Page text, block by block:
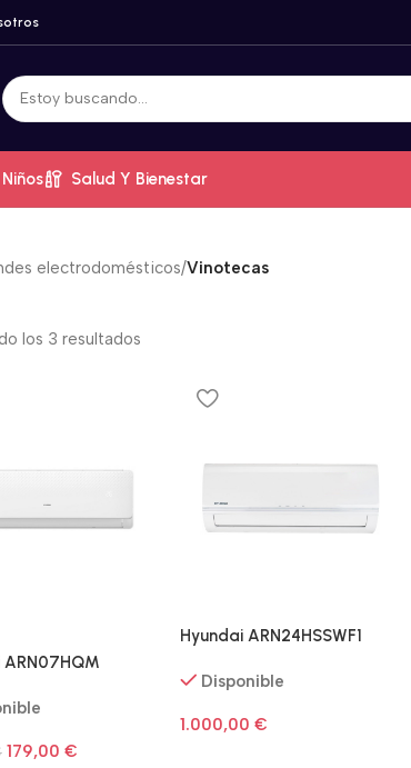
Salud Y Bienestar
electrodomésticos/Vinotecas
los 3 resultados
ARN07HQM
179,00 €
Hyundai ARN24HSSWF1
Disponible
1.000,00 €